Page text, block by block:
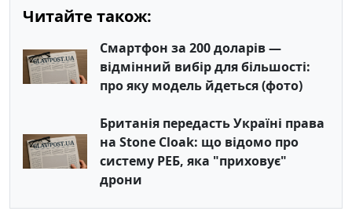
Читайте також:
Смартфон за 200 доларів —
відмінний вибір для більшості:
про яку модель йдеться (фото)
Британія передасть Україні права
на Stone Cloak: що відомо про
систему РЕБ, яка "приховує"
дрони